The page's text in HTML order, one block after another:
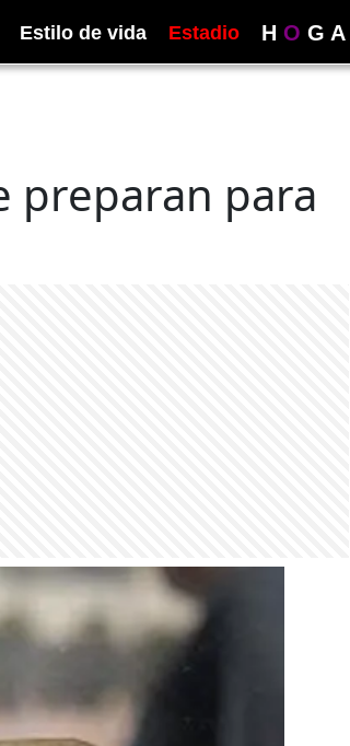
Estilo de vida Estadio H O G A
preparan para